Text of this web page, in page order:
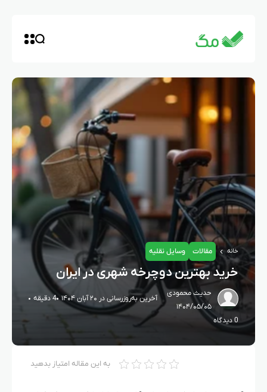
خانه مقالات وسایل نقلیه
خرید بهترین دوچرخه شهری در ایران
حدیث محمودی
۱۴۰۴/۰۵/۰۵
آخرین به‌روزرسانی در ۲۰ آبان ۱۴۰۴ 4 دقیقه
0 دیدگاه
به این مقاله امتیاز بدهید